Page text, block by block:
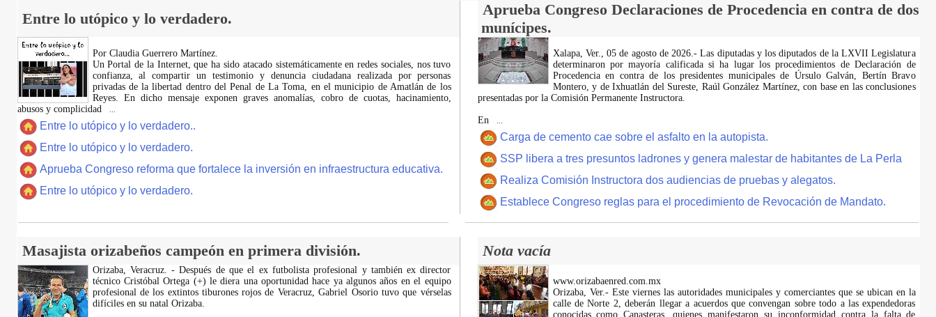
Entre lo utópico y lo verdadero.
Aprueba Congreso Declaraciones de Procedencia en contra de dos
munícipes.
Por Claudia Guerrero Martínez.
​Un Portal de la Internet, que ha sido atacado sistemáticamente en redes sociales, nos tuvo
confianza, al compartir un testimonio y denuncia ciudadana realizada por personas
privadas de la libertad dentro del Penal de La Toma, en el municipio de Amatlán de los
Reyes. En dicho mensaje exponen graves anomalías, cobro de cuotas, hacinamiento,
abusos y complicidad
Entre lo utópico y lo verdadero..
Entre lo utópico y lo verdadero.
Aprueba Congreso reforma que fortalece la inversión en infraestructura educativa.
Entre lo utópico y lo verdadero.
Xalapa, Ver., 05 de agosto de 2026.- Las diputadas y los diputados de la LXVII Legislatura
determinaron por mayoría calificada si ha lugar los procedimientos de Declaración de
Procedencia en contra de los presidentes municipales de Úrsulo Galván, Bertín Bravo
Montero, y de Ixhuatlán del Sureste, Raúl González Martínez, con base en las conclusiones
presentadas por la Comisión Permanente Instructora.
En
Carga de cemento cae sobre el asfalto en la autopista.
SSP libera a tres presuntos ladrones y genera malestar de habitantes de La Perla
Realiza Comisión Instructora dos audiencias de pruebas y alegatos.
Establece Congreso reglas para el procedimiento de Revocación de Mandato.
Masajista orizabeños campeón en primera división. Nota vacía
Orizaba, Veracruz. - Después de que el ex futbolista profesional y también ex director
técnico Cristóbal Ortega (+) le diera una oportunidad hace ya algunos años en el equipo
profesional de los extintos tiburones rojos de Veracruz, Gabriel Osorio tuvo que vérselas
difíciles en su natal Orizaba.
www.orizabaenred.com.mx
Orizaba, Ver.- Este viernes las autoridades municipales y comerciantes que se ubican en la
calle de Norte 2, deberán llegar a acuerdos que convengan sobre todo a las expendedoras
conocidas como Canasteras, quienes manifestaron su inconformidad contra la falta de